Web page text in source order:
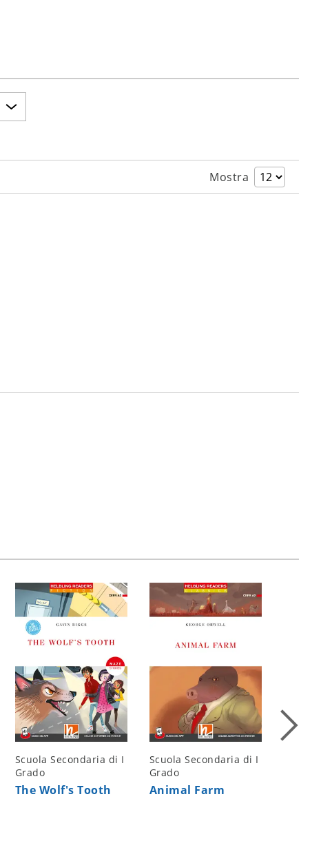
Mostra
Scuola Secondaria di I
Grado
The Wolf's Tooth
Scuola Secondaria di I
Grado
Animal Farm